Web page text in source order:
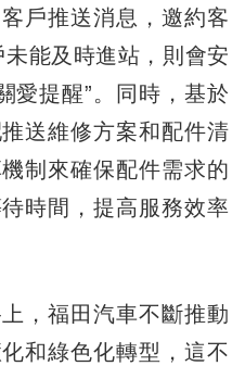
戶推送消息，邀約客
未能及時進站，則會安
愛提醒”。同時，基於
送維修方案和配件清
制來確保配件需求的
時間，提高服務效率
福田汽車不斷推動
和綠色化轉型，這不